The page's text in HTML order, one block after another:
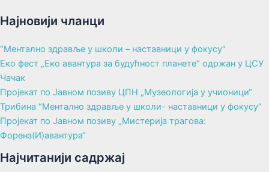
Најновији чланци
“Ментално здравље у школи – наставници у фокусу“
Еко фест „Еко авантура за будућност планете“ одржан у ЦСУ
Чачак
Пројекат по Јавном позиву ЦПН „Музеологија у учионици“
Трибина “Ментално здравље у школи- наставници у фокусу“
Пројекат по Јавном позиву „Мистерија трагова:
Форенз(И)авантура“
Најчитанији садржај